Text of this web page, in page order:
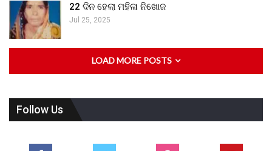
22 ଦିନ ହେଲା ମହିଳା ନିଖୋଜ
Jul 25, 2025
LOAD MORE POSTS
Follow Us